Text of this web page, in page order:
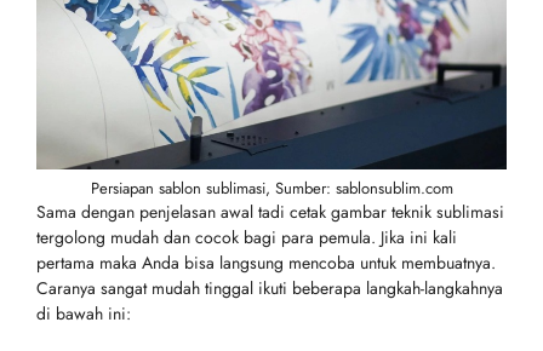
Persiapan sablon sublimasi, Sumber: sablonsublim.com
Sama dengan penjelasan awal tadi cetak gambar teknik sublimasi
tergolong mudah dan cocok bagi para pemula. Jika ini kali
pertama maka Anda bisa langsung mencoba untuk membuatnya.
Caranya sangat mudah tinggal ikuti beberapa langkah-langkahnya
di bawah ini: